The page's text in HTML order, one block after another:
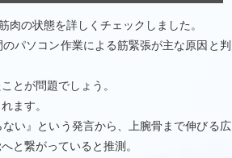
の状態を詳しくチェックしました。
パソコン作業による筋緊張が主な原因と判
とが問題でしょう。
ます。
い』という発言から、上腕骨まで伸びる広
と繋がっていると推測。